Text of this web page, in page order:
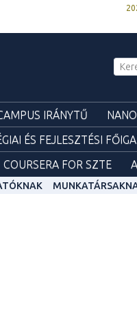
IRÁNYTŰ
ÉS FEJLESZTÉSI
COURSERA FOR SZTE